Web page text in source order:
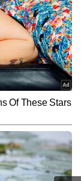
बीट में अपना करियर
लाइफ से जुड़ी खबरों की
का अनुभव रखने वाले
फिल्म/वेब सीरीज कवरेज
13,000 से अधिक
और पढ़ें